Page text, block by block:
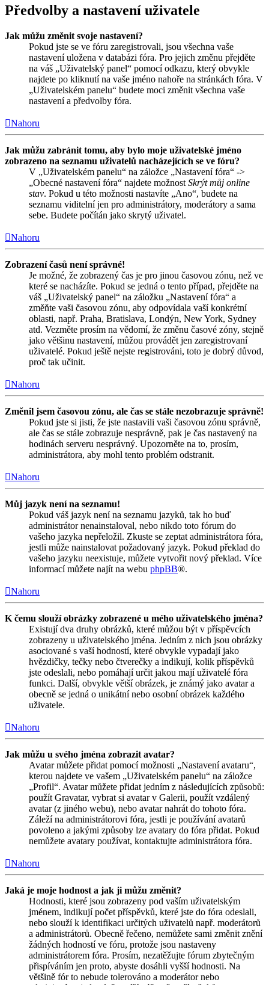
Předvolby a nastavení uživatele
Jak můžu změnit svoje nastavení?
Pokud jste se ve fóru zaregistrovali, jsou všechna vaše
nastavení uložena v databázi fóra. Pro jejich změnu přejděte
na váš „Uživatelský panel“ pomocí odkazu, který obvykle
najdete po kliknutí na vaše jméno nahoře na stránkách fóra. V
„Uživatelském panelu“ budete moci změnit všechna vaše
nastavení a předvolby fóra.
Nahoru
Jak můžu zabránit tomu, aby bylo moje uživatelské jméno
zobrazeno na seznamu uživatelů nacházejících se ve fóru?
V „Uživatelském panelu“ na záložce „Nastavení fóra“ ->
„Obecné nastavení fóra“ najdete možnost Skrýt můj online
stav. Pokud u této možnosti nastavíte „Ano“, budete na
seznamu viditelní jen pro administrátory, moderátory a sama
sebe. Budete počítán jako skrytý uživatel.
Nahoru
Zobrazení časů není správné!
Je možné, že zobrazený čas je pro jinou časovou zónu, než ve
které se nacházíte. Pokud se jedná o tento případ, přejděte na
váš „Uživatelský panel“ na záložku „Nastavení fóra“ a
změňte vaši časovou zónu, aby odpovídala vaší konkrétní
oblasti, např. Praha, Bratislava, Londýn, New York, Sydney
atd. Vezměte prosím na vědomí, že změnu časové zóny, stejně
jako většinu nastavení, můžou provádět jen zaregistrovaní
uživatelé. Pokud ještě nejste registrováni, toto je dobrý důvod,
proč tak učinit.
Nahoru
Změnil jsem časovou zónu, ale čas se stále nezobrazuje správně!
Pokud jste si jisti, že jste nastavili vaši časovou zónu správně,
ale čas se stále zobrazuje nesprávně, pak je čas nastavený na
hodinách serveru nesprávný. Upozorněte na to, prosím,
administrátora, aby mohl tento problém odstranit.
Nahoru
Můj jazyk není na seznamu!
Pokud váš jazyk není na seznamu jazyků, tak ho buď
administrátor nenainstaloval, nebo nikdo toto fórum do
vašeho jazyka nepřeložil. Zkuste se zeptat administrátora fóra,
jestli může nainstalovat požadovaný jazyk. Pokud překlad do
vašeho jazyku neexistuje, můžete vytvořit nový překlad. Více
informací můžete najít na webu phpBB®.
Nahoru
K čemu slouží obrázky zobrazené u mého uživatelského jména?
Existují dva druhy obrázků, které můžou být v příspěvcích
zobrazeny u uživatelského jména. Jedním z nich jsou obrázky
asociované s vaší hodností, které obvykle vypadají jako
hvězdičky, tečky nebo čtverečky a indikují, kolik příspěvků
jste odeslali, nebo pomáhají určit jakou mají uživatelé fóra
funkci. Další, obvykle větší obrázek, je známý jako avatar a
obecně se jedná o unikátní nebo osobní obrázek každého
uživatele.
Nahoru
Jak můžu u svého jména zobrazit avatar?
Avatar můžete přidat pomocí možnosti „Nastavení avataru“,
kterou najdete ve vašem „Uživatelském panelu“ na záložce
„Profil“. Avatar můžete přidat jedním z následujících způsobů:
použít Gravatar, vybrat si avatar v Galerii, použít vzdálený
avatar (z jiného webu), nebo avatar nahrát do tohoto fóra.
Záleží na administrátorovi fóra, jestli je používání avatarů
povoleno a jakými způsoby lze avatary do fóra přidat. Pokud
nemůžete avatary používat, kontaktujte administrátora fóra.
Nahoru
Jaká je moje hodnost a jak ji můžu změnit?
Hodnosti, které jsou zobrazeny pod vaším uživatelským
jménem, indikují počet příspěvků, které jste do fóra odeslali,
nebo slouží k identifikaci určitých uživatelů např. moderátorů
a administrátorů. Obecně řečeno, nemůžete sami změnit znění
žádných hodností ve fóru, protože jsou nastaveny
administrátorem fóra. Prosím, nezatěžujte fórum zbytečným
přispíváním jen proto, abyste dosáhli vyšší hodnosti. Na
většině fór to nebude tolerováno a moderátor nebo